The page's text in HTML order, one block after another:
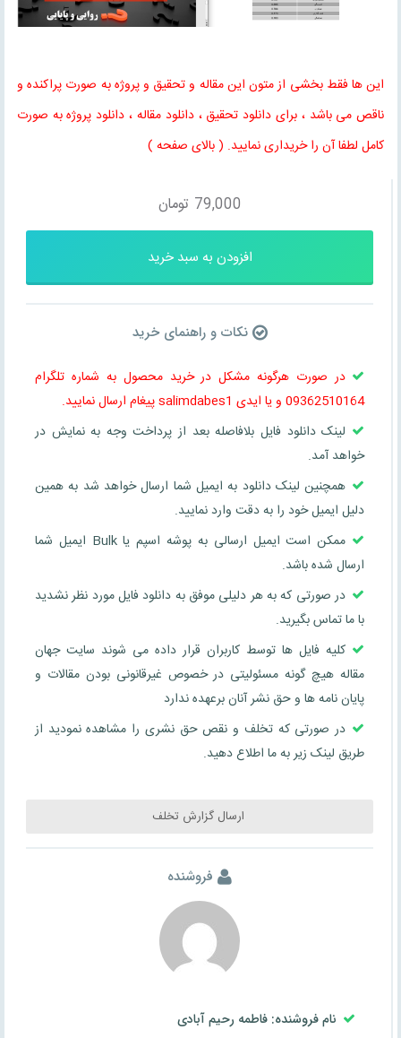
این ها فقط بخشی از متون این مقاله و تحقیق و پروژه به صورت پراکنده و
ناقص می باشد ، برای دانلود تحقیق ، دانلود مقاله ، دانلود پروژه به صورت
کامل لطفا آن را خریداری نمایید. ( بالای صفحه )
79,000 تومان
افزودن به سبد خرید
نکات و راهنمای خرید
در صورت هرگونه مشکل در خرید محصول به شماره تلگرام
09362510164 و یا ایدی salimdabes1 پیغام ارسال نمایید.
لینک دانلود فایل بلافاصله بعد از پرداخت وجه به نمایش در
خواهد آمد.
همچنین لینک دانلود به ایمیل شما ارسال خواهد شد به همین
دلیل ایمیل خود را به دقت وارد نمایید.
ممکن است ایمیل ارسالی به پوشه اسپم یا Bulk ایمیل شما
ارسال شده باشد.
در صورتی که به هر دلیلی موفق به دانلود فایل مورد نظر نشدید
با ما تماس بگیرید.
کلیه فایل ها توسط کاربران قرار داده می شوند سایت جهان
مقاله هیچ گونه مسئولیتی در خصوص غیرقانونی بودن مقالات و
پایان نامه ها و حق نشر آنان برعهده ندارد
در صورتی که تخلف و نقص حق نشری را مشاهده نمودید از
طریق لینک زیر به ما اطلاع دهید.
ارسال گزارش تخلف
فروشنده
نام فروشنده: فاطمه رحیم آبادی